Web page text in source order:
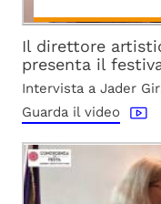
Il direttore
presenta il
Intervista a Jader
Guarda il video